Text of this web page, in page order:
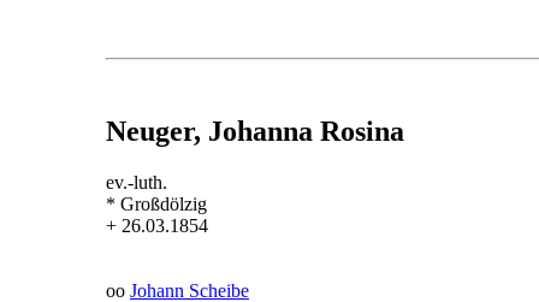
Neuger, Johanna Rosina
ev.-luth.
* Großdölzig
+ 26.03.1854
oo Johann Scheibe